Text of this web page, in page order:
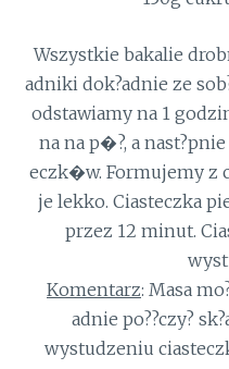
Wszystkie bakalie
adniki dok?adnie ze
odstawiamy na 1
na na p�?, a nast?pnie
eczk�w. Formujemy z
je lekko. Ciasteczka
przez 12 minut.
Komentarz: Masa
adnie po??czy?
wystudzeniu